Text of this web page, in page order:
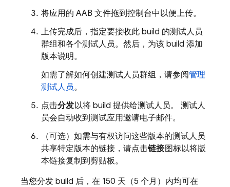
将应用的 AAB 文件拖到控制台中以便上传。
上传完成后，指定要接收此 build 的测试人员
群组和各个测试人员。然后，为该 build 添加
版本说明。
如需了解如何创建测试人员群组，请参阅管理
测试人员。
点击分发以将 build 提供给测试人员。 测试人
员会自动收到测试应用邀请电子邮件。
（可选）如需与有权访问这些版本的测试人员
共享特定版本的链接，请点击链接图标以将版
本链接复制到剪贴板。
当您分发 build 后，在 150 天（5 个月）内均可在